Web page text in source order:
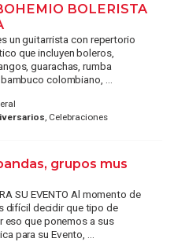
BOLERISTA
un guitarrista con repertorio
que incluyen boleros,
guarachas, rumba
colombiano, ...
, Celebraciones
grupos mus
SU EVENTO Al momento de
difícil decidir que tipo de
eso que ponemos a sus
para su Evento, ...